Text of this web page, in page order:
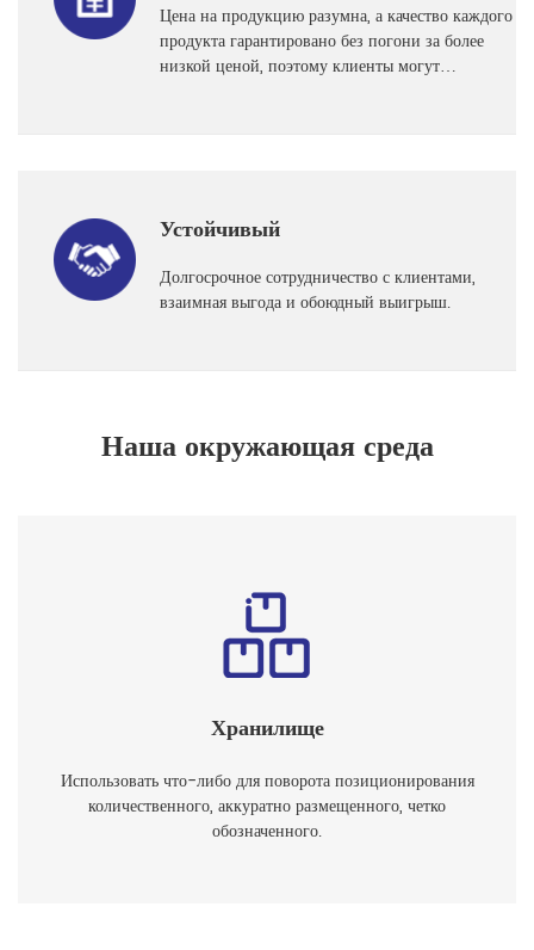
Цена на продукцию разумна, а качество каждого
продукта гарантировано без погони за более
низкой ценой, поэтому клиенты могут
Устойчивый
Долгосрочное сотрудничество с клиентами,
взаимная выгода и обоюдный выигрыш.
Наша окружающая среда
Хранилище
Использовать что-либо для поворота позиционирования
количественного, аккуратно размещенного, четко
обозначенного.